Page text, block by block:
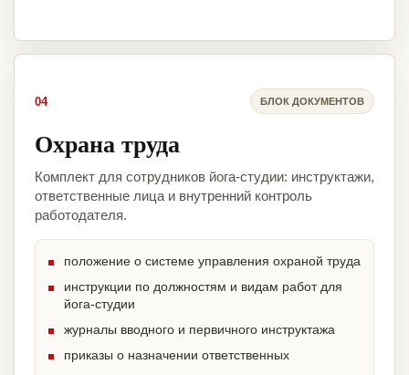
04 БЛОК ДОКУМЕНТОВ
Охрана труда
Комплект для сотрудников йога-студии: инструктажи,
ответственные лица и внутренний контроль
работодателя.
положение о системе управления охраной труда
инструкции по должностям и видам работ для
йога-студии
журналы вводного и первичного инструктажа
приказы о назначении ответственных